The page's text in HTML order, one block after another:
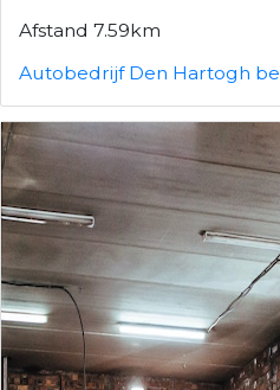
Afstand 7.59km
Autobedrijf Den Hartogh